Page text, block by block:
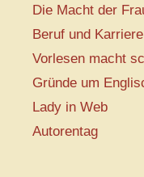
Die Macht der
Beruf und Karriere
Vorlesen macht
Gründe um
Lady in Web
Autorentag